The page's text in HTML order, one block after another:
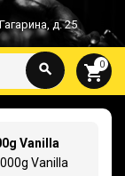
д. 25
search shopping_cart
0
Vanilla
Vanilla